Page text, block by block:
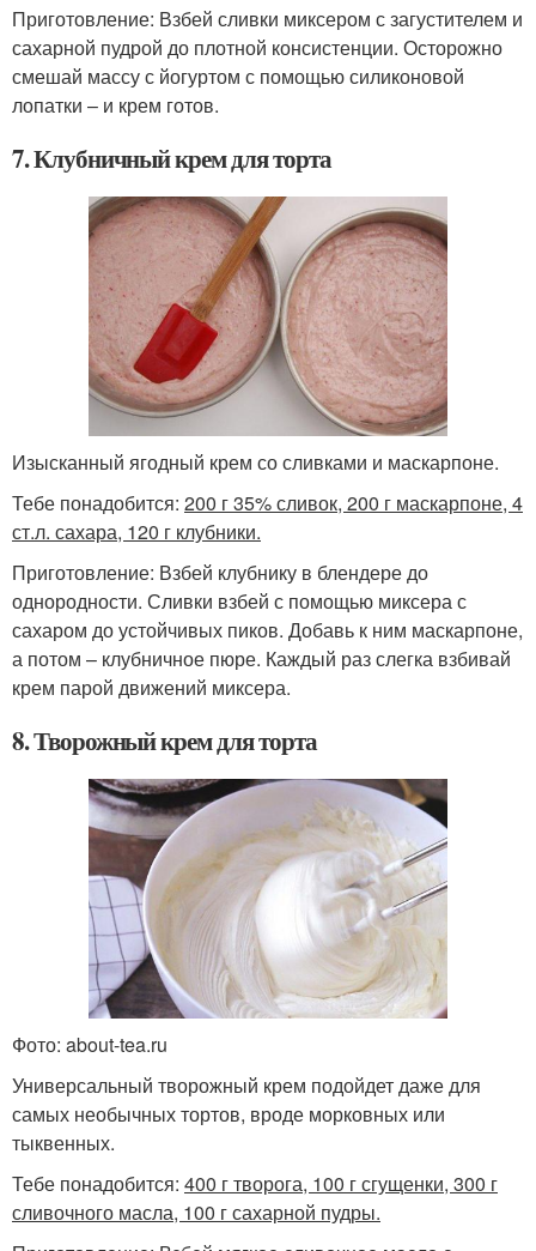
Приготовление: Взбей сливки миксером с загустителем и
сахарной пудрой до плотной консистенции. Осторожно
смешай массу с йогуртом с помощью силиконовой
лопатки – и крем готов.
7. Клубничный крем для торта
Изысканный ягодный крем со сливками и маскарпоне.
Тебе понадобится: 200 г 35% сливок, 200 г маскарпоне, 4
ст.л. сахара, 120 г клубники.
Приготовление: Взбей клубнику в блендере до
однородности. Сливки взбей с помощью миксера с
сахаром до устойчивых пиков. Добавь к ним маскарпоне,
а потом – клубничное пюре. Каждый раз слегка взбивай
крем парой движений миксера.
8. Творожный крем для торта
Фото: about-tea.ru
Универсальный творожный крем подойдет даже для
самых необычных тортов, вроде морковных или
тыквенных.
Тебе понадобится: 400 г творога, 100 г сгущенки, 300 г
сливочного масла, 100 г сахарной пудры.